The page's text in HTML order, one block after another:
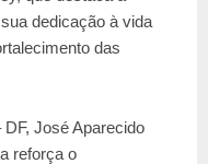
dedicação à vida
das
José Aparecido
reforça o